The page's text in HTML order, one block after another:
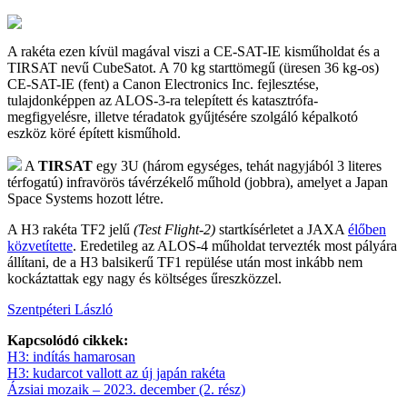
A rakéta ezen kívül magával viszi a CE-SAT-IE kisműholdat és a
TIRSAT nevű CubeSatot. A 70 kg starttömegű (üresen 36 kg-os)
CE-SAT-IE (fent) a Canon Electronics Inc. fejlesztése,
tulajdonképpen az ALOS-3-ra telepített és katasztrófa-
megfigyelésre, illetve téradatok gyűjtésére szolgáló képalkotó
eszköz köré épített kisműhold.
A TIRSAT egy 3U (három egységes, tehát nagyjából 3 literes
térfogatú) infravörös távérzékelő műhold (jobbra), amelyet a Japan
Space Systems hozott létre.
A H3 rakéta TF2 jelű (Test Flight-2) startkísérletet a JAXA élőben
közvetítette. Eredetileg az ALOS-4 műholdat tervezték most pályára
állítani, de a H3 balsikerű TF1 repülése után most inkább nem
kockáztattak egy nagy és költséges űreszközzel.
Szentpéteri László
Kapcsolódó cikkek:
H3: indítás hamarosan
H3: kudarcot vallott az új japán rakéta
Ázsiai mozaik – 2023. december (2. rész)